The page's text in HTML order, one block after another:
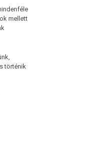
mellett
történik